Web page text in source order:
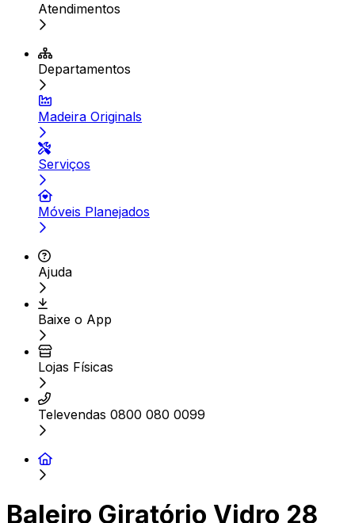
Atendimentos
Departamentos
Madeira Originals
Serviços
Móveis Planejados
Ajuda
Baixe o App
Lojas Físicas
Televendas 0800 080 0099
Baleiro Giratório Vidro 28